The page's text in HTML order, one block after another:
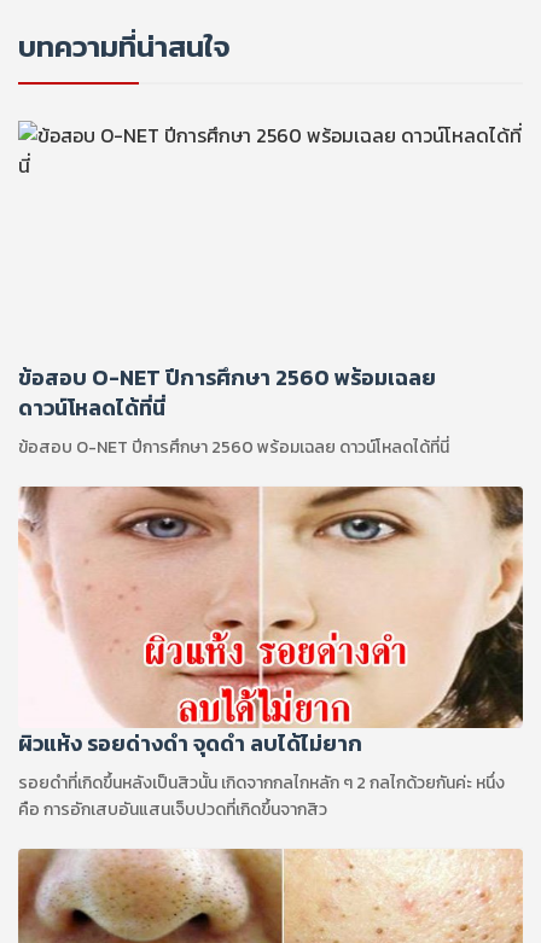
บทความที่น่าสนใจ
ข้อสอบ O-NET ปีการศึกษา 2560 พร้อมเฉลย
ดาวน์โหลดได้ที่นี่
ข้อสอบ O-NET ปีการศึกษา 2560 พร้อมเฉลย ดาวน์โหลดได้ที่นี่
ผิวแห้ง รอยด่างดำ จุดดำ ลบได้ไม่ยาก
รอยดำที่เกิดขึ้นหลังเป็นสิวนั้น เกิดจากกลไกหลัก ๆ 2 กลไกด้วยกันค่ะ หนึ่ง
คือ การอักเสบอันแสนเจ็บปวดที่เกิดขึ้นจากสิว